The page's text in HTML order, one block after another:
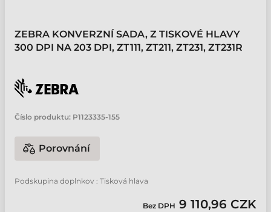
ZEBRA KONVERZNÍ SADA, Z TISKOVÉ HLAVY
300 DPI NA 203 DPI, ZT111, ZT211, ZT231, ZT231R
Číslo produktu: P1123335-155
Porovnání
Podskupina doplnkov : Tisková hlava
Bez DPH 9 110,96 CZK